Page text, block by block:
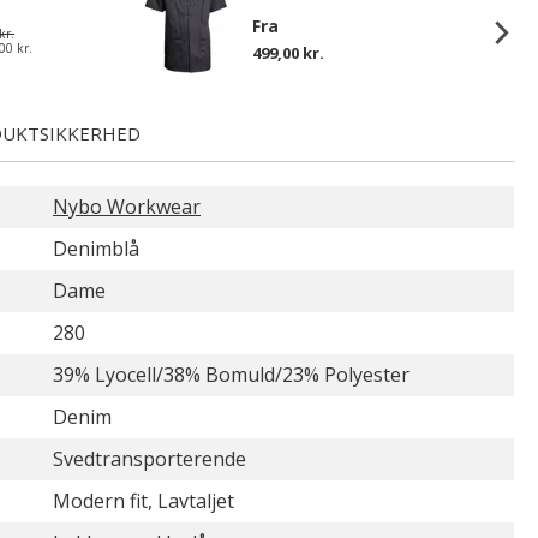
kr.
Fra
499,00 kr.
Nybo Workwear
Denimblå
Dame
280
39% Lyocell/38% Bomuld/23% Polyester
Denim
Svedtransporterende
Modern fit, Lavtaljet